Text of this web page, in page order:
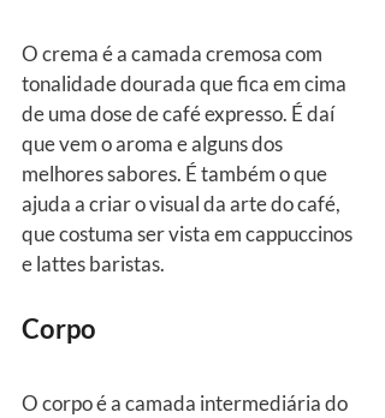
O crema é a camada cremosa com
tonalidade dourada que fica em cima
de uma dose de café expresso. É daí
que vem o aroma e alguns dos
melhores sabores. É também o que
ajuda a criar o visual da arte do café,
que costuma ser vista em cappuccinos
e lattes baristas.
Corpo
O corpo é a camada intermediária do